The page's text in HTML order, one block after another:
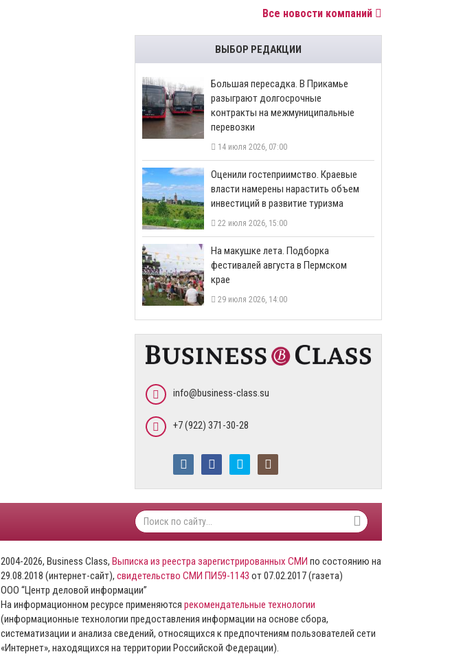
Все новости компаний
ВЫБОР РЕДАКЦИИ
Большая пересадка. В Прикамье
разыграют долгосрочные
контракты на межмуниципальные
перевозки
14 июля 2026, 07:00
Оценили гостеприимство. Краевые
власти намерены нарастить объем
инвестиций в развитие туризма
22 июля 2026, 15:00
На макушке лета. Подборка
фестивалей августа в Пермском
крае
29 июля 2026, 14:00
info@business-class.su
+7 (922) 371-30-28
2004-2026, Business Class, Выписка из реестра зарегистрированных СМИ по состоянию на
29.08.2018 (интернет-сайт), свидетельство СМИ ПИ59-1143 от 07.02.2017 (газета)
ООО “Центр деловой информации”
На информационном ресурсе применяются рекомендательные технологии
(информационные технологии предоставления информации на основе сбора,
систематизации и анализа сведений, относящихся к предпочтениям пользователей сети
«Интернет», находящихся на территории Российской Федерации).